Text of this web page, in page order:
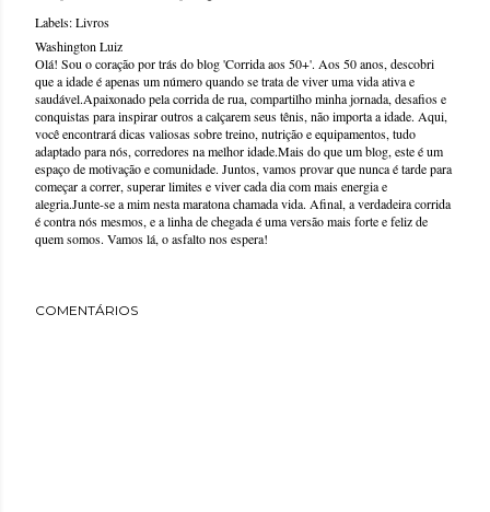
Labels:Livros
Washington Luiz
Olá! Sou o coração por trás do blog 'Corrida aos 50+'. Aos 50 anos, descobri
que a idade é apenas um número quando se trata de viver uma vida ativa e
saudável.Apaixonado pela corrida de rua, compartilho minha jornada, desafios e
conquistas para inspirar outros a calçarem seus tênis, não importa a idade. Aqui,
você encontrará dicas valiosas sobre treino, nutrição e equipamentos, tudo
adaptado para nós, corredores na melhor idade.Mais do que um blog, este é um
espaço de motivação e comunidade. Juntos, vamos provar que nunca é tarde para
começar a correr, superar limites e viver cada dia com mais energia e
alegria.Junte-se a mim nesta maratona chamada vida. Afinal, a verdadeira corrida
é contra nós mesmos, e a linha de chegada é uma versão mais forte e feliz de
quem somos. Vamos lá, o asfalto nos espera!
COMENTÁRIOS